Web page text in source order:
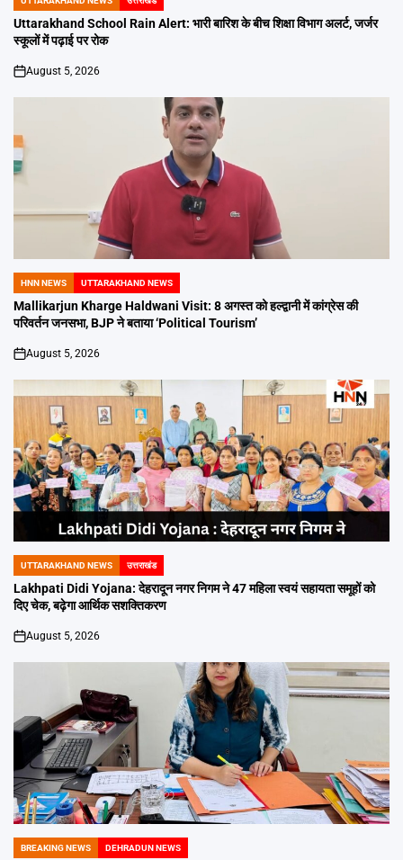
POSTED
IN
Uttarakhand School Rain Alert: भारी बारिश के बीच शिक्षा विभाग अलर्ट, जर्जर
स्कूलों में पढ़ाई पर रोक
on
August 5, 2026
POSTED
IN
HNN NEWS UTTARAKHAND NEWS
Mallikarjun Kharge Haldwani Visit: 8 अगस्त को हल्द्वानी में कांग्रेस की
परिवर्तन जनसभा, BJP ने बताया ‘Political Tourism’
on
August 5, 2026
POSTED
IN
UTTARAKHAND NEWS उत्तराखंड
Lakhpati Didi Yojana: देहरादून नगर निगम ने 47 महिला स्वयं सहायता समूहों को
दिए चेक, बढ़ेगा आर्थिक सशक्तिकरण
on
August 5, 2026
POSTED
BREAKING NEWS DEHRADUN NEWS